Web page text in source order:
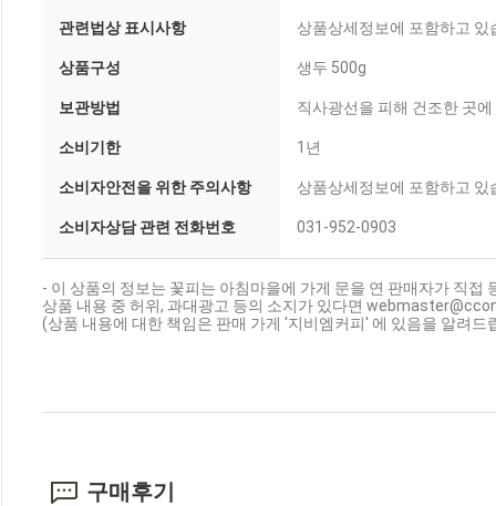
관련법상 표시사항 상품상세정보에 포함하고 있
상품구성 생두 500g
보관방법 직사광선을 피해 건조한 곳
소비기한 1년
소비자안전을 위한 주의사항 상품상세정보에 포함하고 있
소비자상담 관련 전화번호 031-952-0903
- 이 상품의 정보는 꽃피는 아침마을에 가게 문을 연 판매자가 직접
상품 내용 중 허위, 과대광고 등의 소지가 있다면
(상품 내용에 대한 책임은 판매 가게 '지비엠커피' 에 있음을 알려드
구매후기